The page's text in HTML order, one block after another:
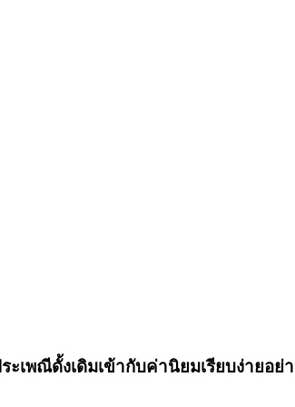
พณีดั้งเดิมเข้ากับค่านิยมเรียบง่ายอย่